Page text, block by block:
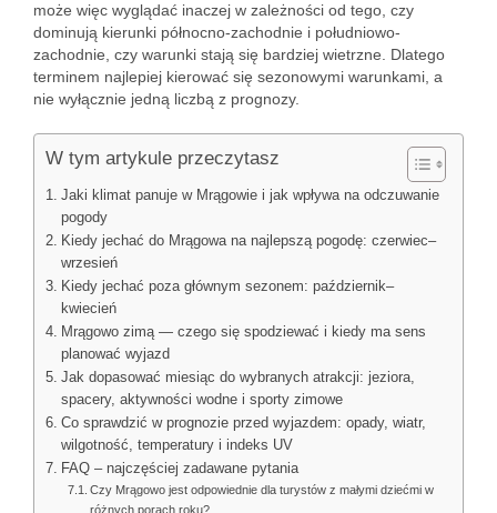
może więc wyglądać inaczej w zależności od tego, czy
dominują kierunki północno-zachodnie i południowo-
zachodnie, czy warunki stają się bardziej wietrzne. Dlatego
terminem najlepiej kierować się sezonowymi warunkami, a
nie wyłącznie jedną liczbą z prognozy.
W tym artykule przeczytasz
Jaki klimat panuje w Mrągowie i jak wpływa na odczuwanie
pogody
Kiedy jechać do Mrągowa na najlepszą pogodę: czerwiec–
wrzesień
Kiedy jechać poza głównym sezonem: październik–
kwiecień
Mrągowo zimą — czego się spodziewać i kiedy ma sens
planować wyjazd
Jak dopasować miesiąc do wybranych atrakcji: jeziora,
spacery, aktywności wodne i sporty zimowe
Co sprawdzić w prognozie przed wyjazdem: opady, wiatr,
wilgotność, temperatury i indeks UV
FAQ – najczęściej zadawane pytania
Czy Mrągowo jest odpowiednie dla turystów z małymi dziećmi w
różnych porach roku?